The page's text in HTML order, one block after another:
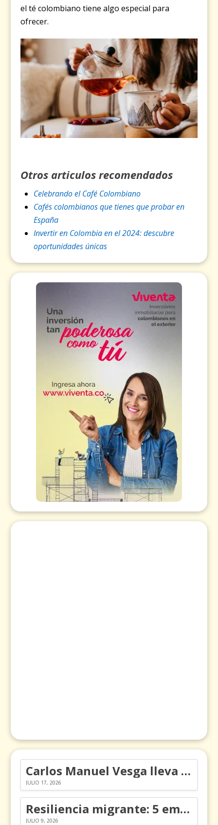
el té colombiano tiene algo especial para
ofrecer.
Otros articulos recomendados
Celebrando el Café Colombiano
Cafés colombianos que tienes que probar en
España
Invertir en Colombia en el 2024: descubre
oportunidades únicas
Carlos Manuel Vesga lleva el nombre de Colombia a los Emmy
JULIO 17, 2026
Resiliencia migrante: 5 emociones y cómo gestionarlas
JULIO 9, 2026